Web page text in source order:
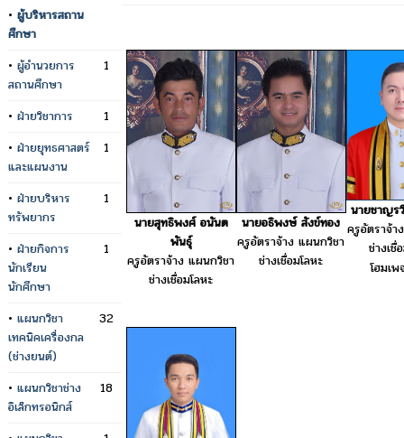
• ผู้บริหารสถาน
ศึกษา
• ผู้อำนวยการ
สถานศึกษา
1
• ฝ่ายวิชาการ
1
• ฝ่ายยุทธศาสตร์
และแผนงาน
1
• ฝ่ายบริหาร
ทรัพยากร
1
• ฝ่ายกิจการ
นักเรียน
นักศึกษา
1
• แผนกวิชา
เทคนิคเครื่องกล
(ช่างยนต์)
32
• แผนกวิชาช่าง
อิเล็กทรอนิกส์
18
นายสุทธิพงศ์ อนันต
พันธุ์
ครูอัตราจ้าง แผนกวิชา
ช่างเชื่อมโลหะ
นายอธิพงษ์ สังข์ทอง
ครูอัตราจ้าง แผนกวิชา
ช่างเชื่อมโลหะ
นายชาญร
ครูอัตราจ้า
ช่างเชื่
โฮมเ